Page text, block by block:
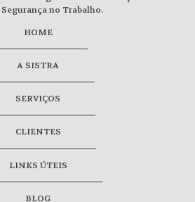
no Trabalho.
HOME
A SISTRA
SERVIÇOS
CLIENTES
LINKS ÚTEIS
BLOG